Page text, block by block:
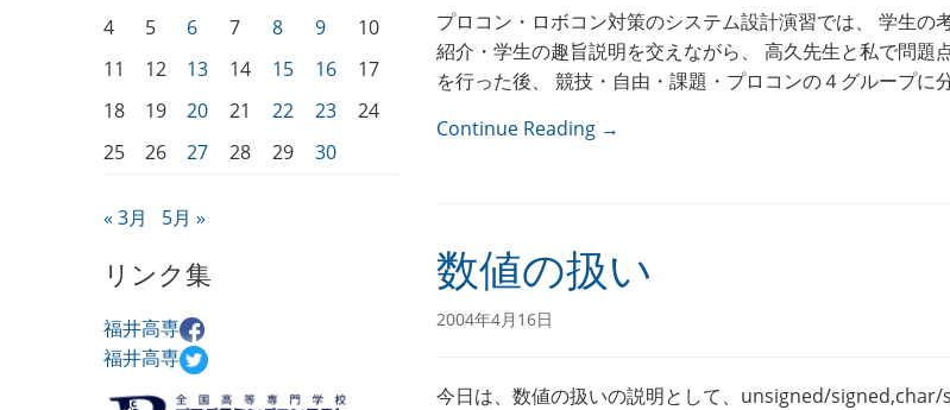
4
5 6 7 8 9
10
11
12 13 14 15 16
17
18
19 20 21 22 23
24
25
26 27 28 29 30
« 3月 5月 »
リンク集
福井高専
福井高専
プロコン・ロボコン対策のシステム設計演習では、 学生の
紹介・学生の趣旨説明を交えながら、 高久先生と私で問題
を行った後、 競技・自由・課題・プロコンの４グループに
Continue Reading →
数値の扱い
2004年4月16日
今日は、数値の扱いの説明として、unsigned/